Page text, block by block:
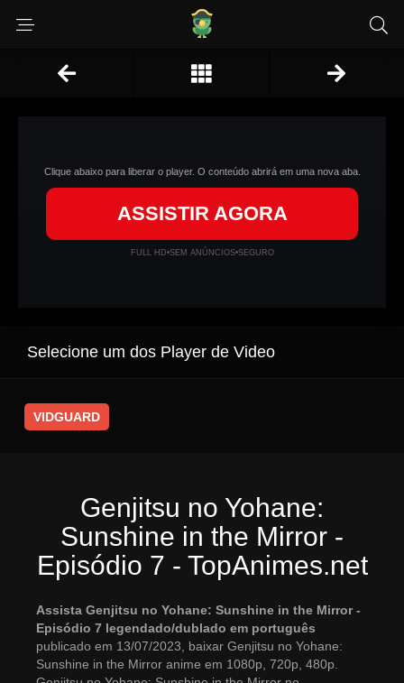
Clique abaixo para liberar o player. O conteúdo abrirá em uma nova aba.
ASSISTIR AGORA
FULL HD•SEM ANÚNCIOS•SEGURO
Selecione um dos Player de Video
VIDGUARD
Genjitsu no Yohane:
Sunshine in the Mirror -
Episódio 7 - TopAnimes.net
Assista Genjitsu no Yohane: Sunshine in the Mirror -
Episódio 7 legendado/dublado em português
publicado em 13/07/2023, baixar Genjitsu no Yohane:
Sunshine in the Mirror anime em 1080p, 720p, 480p.